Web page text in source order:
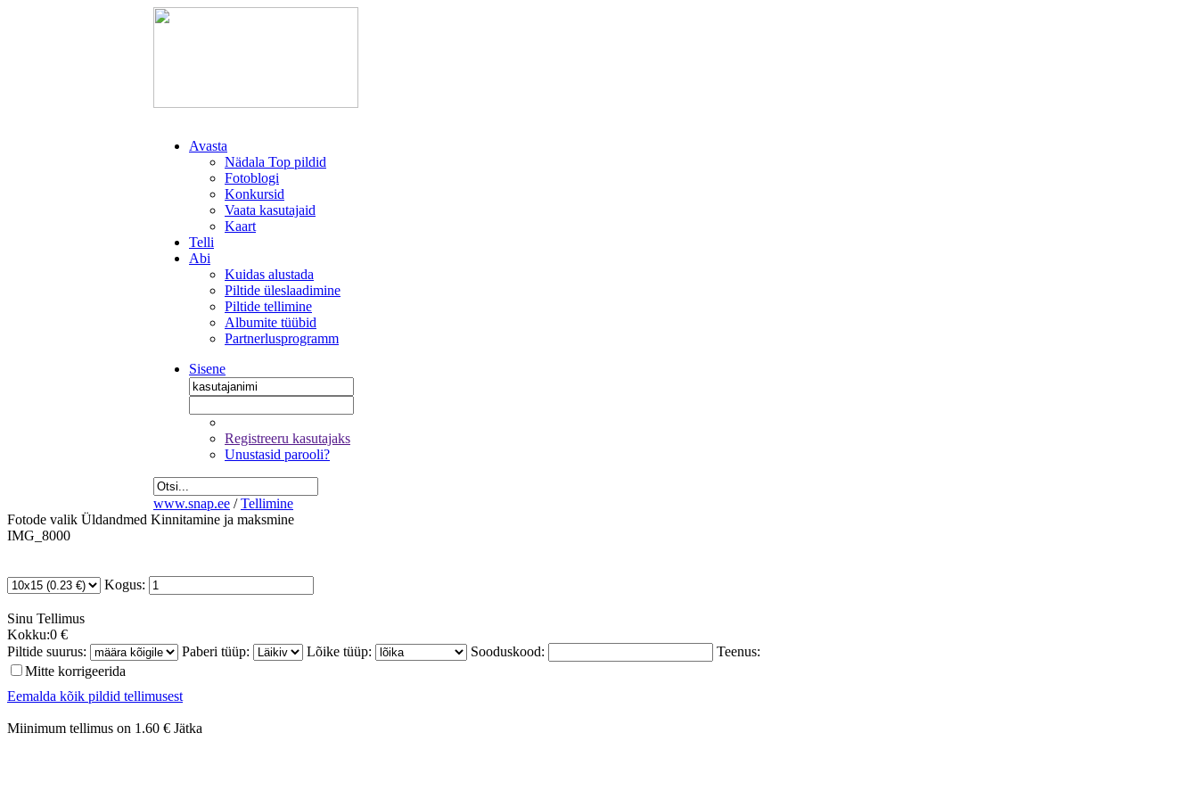
Avasta
Nädala Top pildid
Fotoblogi
Konkursid
Vaata kasutajaid
Kaart
Telli
Abi
Kuidas alustada
Piltide üleslaadimine
Piltide tellimine
Albumite tüübid
Partnerlusprogramm
Sisene
Registreeru kasutajaks
Unustasid parooli?
www.snap.ee / Tellimine
Fotode valik Üldandmed Kinnitamine ja maksmine
IMG_8000
Kogus:
Sinu Tellimus
Kokku:0 €
Piltide suurus:
Paberi tüüp: Lõike tüüp: Sooduskood:
Teenus:
Mitte korrigeerida
Eemalda kõik pildid tellimusest
Miinimum tellimus on 1.60 € Jätka